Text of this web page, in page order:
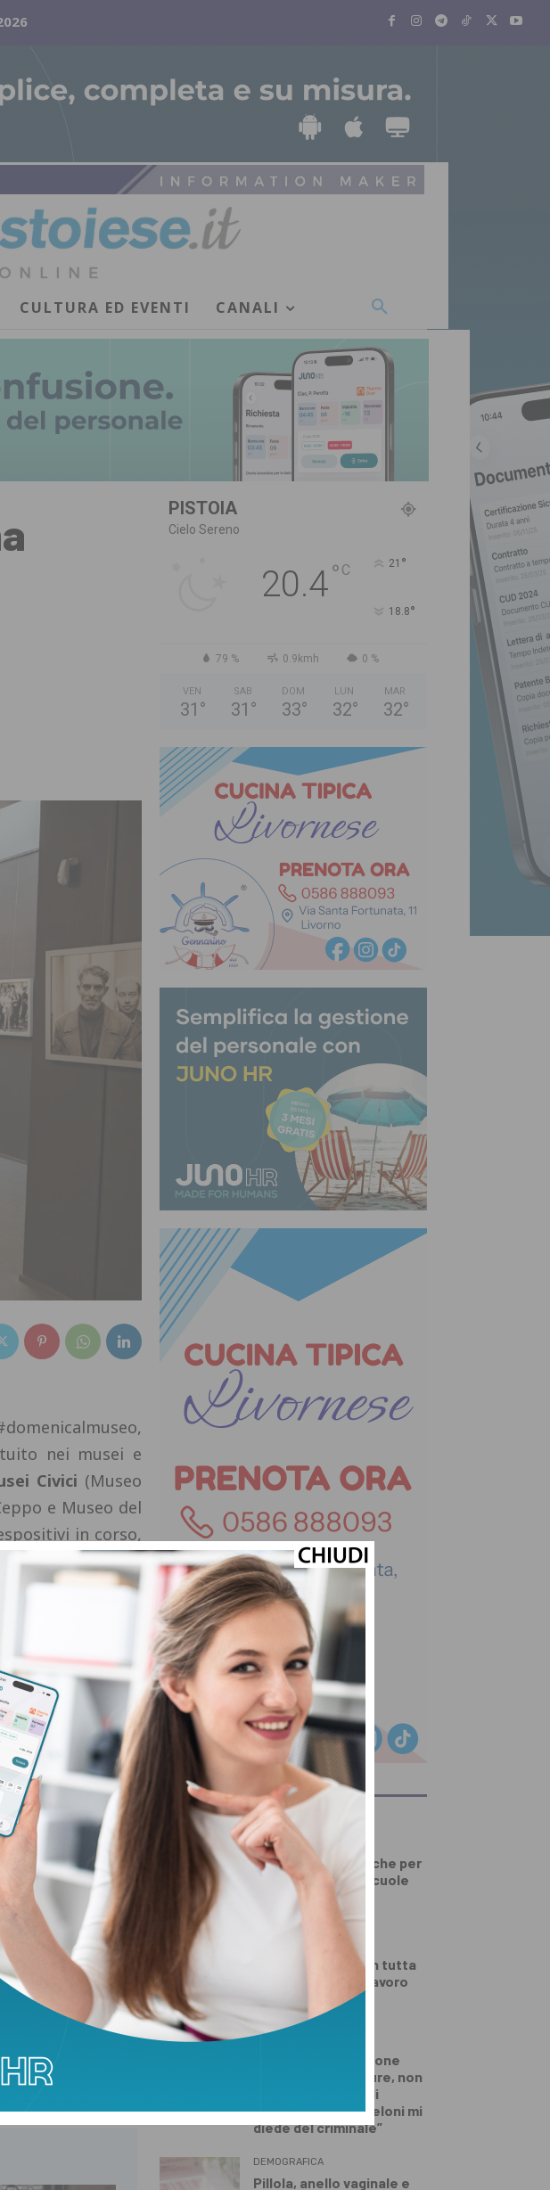
CULTURA ED EVENTI CANALI
nei musei e
Civici (Museo
e Museo del
in corso,
Marino Marini: la
11 alle 19.
la
PISTOIA
Cielo Sereno
20.4° C 21 °
18.8°
79 % 0.9kmh 0 %
VEN
31 °
SAB
31 °
DOM
33°
LUN
32°
MAR
32°
ULTIMI ARTICOLI
PRIMO PIANO
Serravalle, polemiche per
lo stato delle ex scuole
elementari
Fiamme di bosco in tutta
la Regione, superlavoro
DALLA TOSCANA
Conte in commissione
Covid: “Scavate pure, non
troverete niente di
illecito su di me. Meloni mi
diede del criminale”
DEMOGRAFICA
Pillola, anello vaginale e